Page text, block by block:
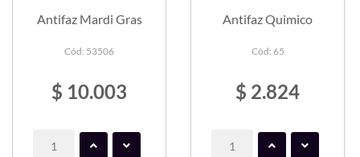
Antifaz Mardi Gras
Cód: 53506
$ 10.003
Antifaz Quimico
Cód: 65
$ 2.824